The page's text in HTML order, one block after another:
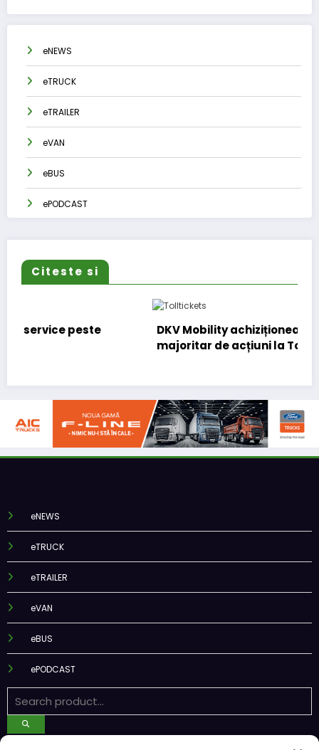
eNEWS
eTRUCK
eTRAILER
eVAN
eBUS
ePODCAST
Citeste si
DKV Mobility achiziționează pachetul
majoritar de acțiuni la Tolltickets
eNEWS
eTRUCK
eTRAILER
eVAN
eBUS
ePODCAST